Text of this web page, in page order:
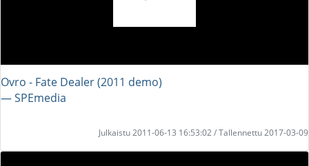
Ovro - Fate Dealer (2011 demo)
― SPEmedia
Julkaistu 2011-06-13 16:53:02 / Tallennettu 2017-03-09